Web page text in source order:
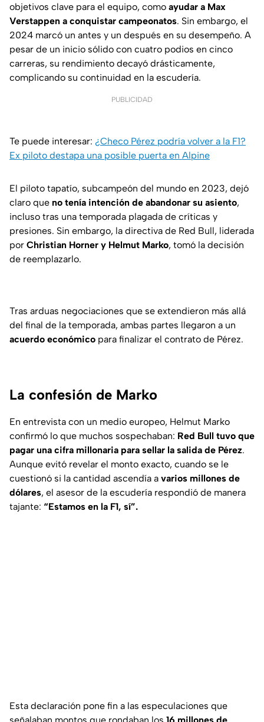
objetivos clave para el equipo, como ayudar a Max
Verstappen a conquistar campeonatos. Sin embargo, el
2024 marcó un antes y un después en su desempeño. A
pesar de un inicio sólido con cuatro podios en cinco
carreras, su rendimiento decayó drásticamente,
complicando su continuidad en la escudería.
PUBLICIDAD
Te puede interesar: ¿Checo Pérez podría volver a la F1?
Ex piloto destapa una posible puerta en Alpine
El piloto tapatío, subcampeón del mundo en 2023, dejó
claro que no tenía intención de abandonar su asiento,
incluso tras una temporada plagada de críticas y
presiones. Sin embargo, la directiva de Red Bull, liderada
por Christian Horner y Helmut Marko, tomó la decisión
de reemplazarlo.
Tras arduas negociaciones que se extendieron más allá
del final de la temporada, ambas partes llegaron a un
acuerdo económico para finalizar el contrato de Pérez.
La confesión de Marko
En entrevista con un medio europeo, Helmut Marko
confirmó lo que muchos sospechaban: Red Bull tuvo que
pagar una cifra millonaria para sellar la salida de Pérez.
Aunque evitó revelar el monto exacto, cuando se le
cuestionó si la cantidad ascendía a varios millones de
dólares, el asesor de la escudería respondió de manera
tajante: “Estamos en la F1, sí”.
Esta declaración pone fin a las especulaciones que